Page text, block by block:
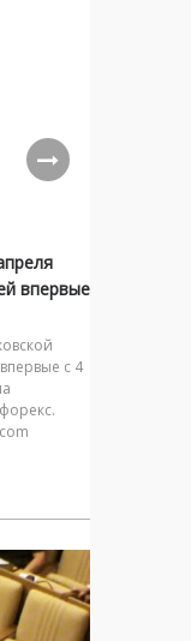
впервые
с 4